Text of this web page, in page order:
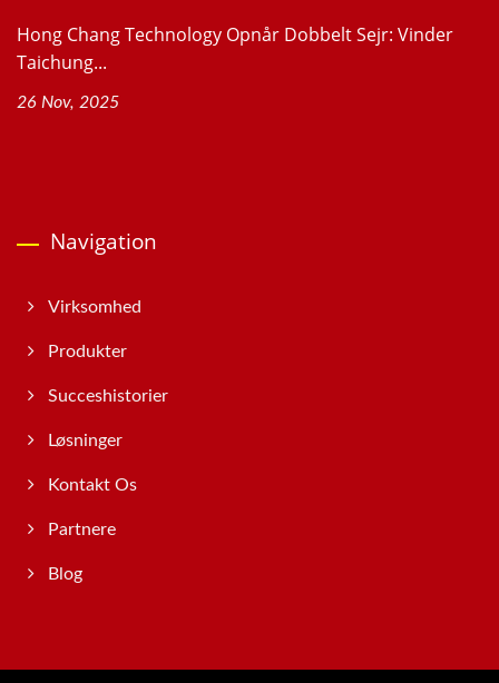
Hong Chang Technology Opnår Dobbelt Sejr: Vinder
Taichung...
26 Nov, 2025
Navigation
Virksomhed
Produkter
Succeshistorier
Løsninger
Kontakt Os
Partnere
Blog